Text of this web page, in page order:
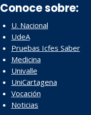
Conoce sobre:
U. Nacional
UdeA
Pruebas Icfes Saber
Medicina
Univalle
UniCartagena
Vocación
Noticias